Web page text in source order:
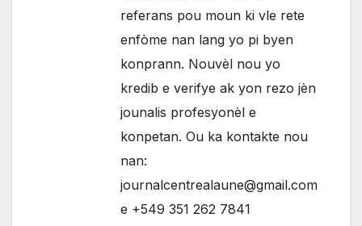
referans pou moun ki vle rete
enfòme nan lang yo pi byen
konprann. Nouvèl nou yo
kredib e verifye ak yon rezo jèn
jounalis profesyonèl e
konpetan. Ou ka kontakte nou
nan:
journalcentrealaune@gmail.com
e +549 351 262 7841